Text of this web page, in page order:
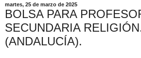
martes, 25 de marzo de 2025
BOLSA PARA
SECUNDARIA
(ANDALUCÍA).